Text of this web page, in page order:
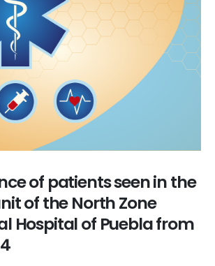
of patients seen in the
of the North Zone
Hospital of Puebla from